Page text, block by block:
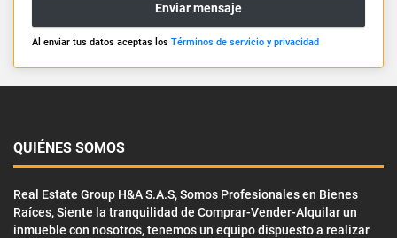
Enviar mensaje
Al enviar tus datos aceptas los Términos de servicio y privacidad
QUIÉNES SOMOS
Real Estate Group H&A S.A.S, Somos Profesionales en Bienes
Raíces, Siente la tranquilidad de Comprar-Vender-Alquilar un
inmueble con nosotros, tenemos un equipo dispuesto a realizar